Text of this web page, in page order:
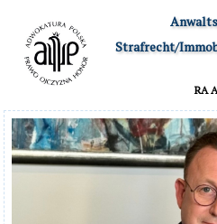
Strafrecht/
RA